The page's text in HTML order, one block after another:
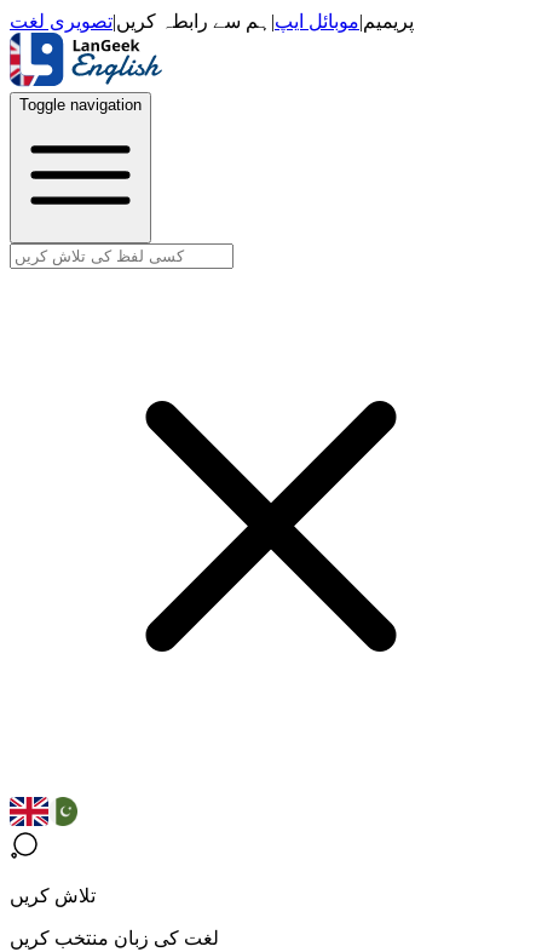
پریمیم|موبائل ایپ| ہم سے رابطہ کریں|تصویری لغت
Toggle navigation
تلاش کریں
لغت کی زبان منتخب کریں